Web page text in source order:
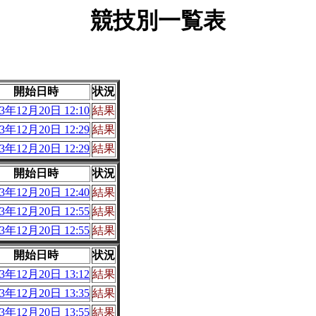
競技別一覧表
開始日時
状況
年12月20日 12:10 結果
年12月20日 12:29 結果
年12月20日 12:29 結果
開始日時
状況
年12月20日 12:40 結果
年12月20日 12:55 結果
年12月20日 12:55 結果
開始日時
状況
年12月20日 13:12 結果
年12月20日 13:35 結果
年12月20日 13:55 結果